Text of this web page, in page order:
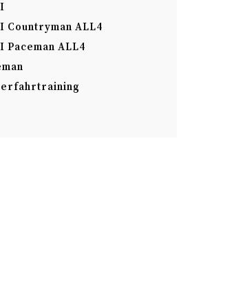
Countryman ALL4
Paceman ALL4